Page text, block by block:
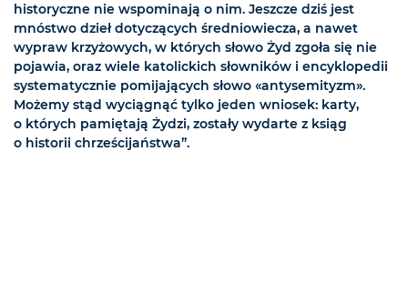
historyczne nie wspominają o nim. Jeszcze dziś jest
mnóstwo dzieł dotyczących średniowiecza, a nawet
wypraw krzyżowych, w których słowo Żyd zgoła się nie
pojawia, oraz wiele katolickich słowników i encyklopedii
systematycznie pomijających słowo «antysemityzm».
Możemy stąd wyciągnąć tylko jeden wniosek: karty,
o których pamiętają Żydzi, zostały wydarte z ksiąg
o historii chrześcijaństwa”.